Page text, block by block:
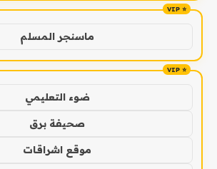
ماسنجر المسلم
ضوء التعليمي
صحيفة برق
موقع اشراقات